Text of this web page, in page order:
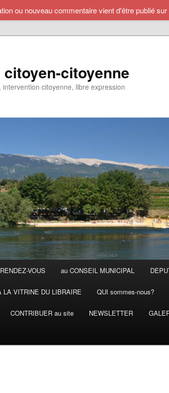
citoyenne
citoyenne, libre expression
VOUS au CONSEIL MUNICIPAL
LA VITRINE DU LIBRAIRE QUI sommes-nous?
CONTRIBUER au site NEWSLETTER
ou nouveau commentaire vient d'être publié